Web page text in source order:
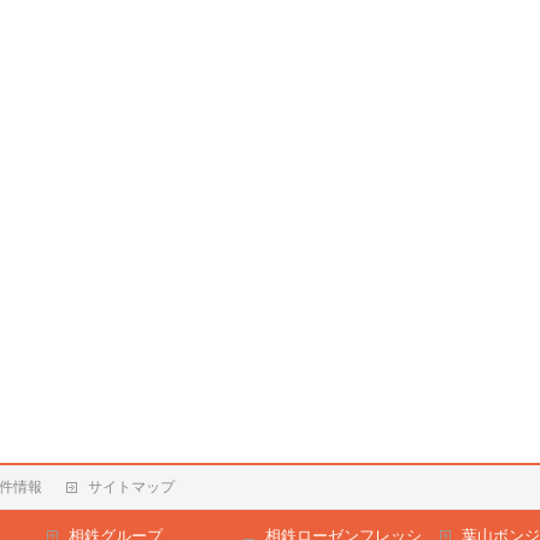
情報 サイトマップ
相鉄グループ 相鉄ローゼンフレッシ 葉山ボン